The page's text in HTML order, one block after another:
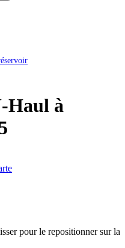
Haul à
pour le repositionner sur la